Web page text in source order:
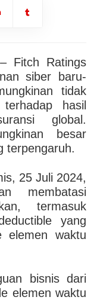
Fitch Ratings
siber baru-
tidak
hasil
global.
besar
terpengaruh.
25 Juli 2024,
membatasi
termasuk
yang
elemen waktu
bisnis dari
elemen waktu